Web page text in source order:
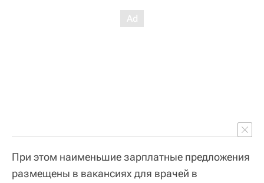
При этом наименьшие зарплатные предложения
размещены в вакансиях для врачей в